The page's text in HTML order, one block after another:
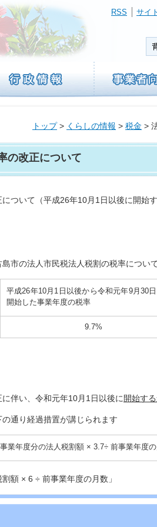
サイ
RSS
トップ> くらしの情報 > 税金 >
の改正について
ついて（平成26年10月1日以後に開始
市の法人市民税法人税割の税率につい
平成26年10月1日以後から令和元年9月30
開始した事業年度の税率
9.7%
伴い、令和元年10月1日以後に 開始す
通り経過措置が講じられます
業年度分の法人税割額 × 3.7÷ 前事業年度の
額 × 6 ÷ 前事業年度の月数」